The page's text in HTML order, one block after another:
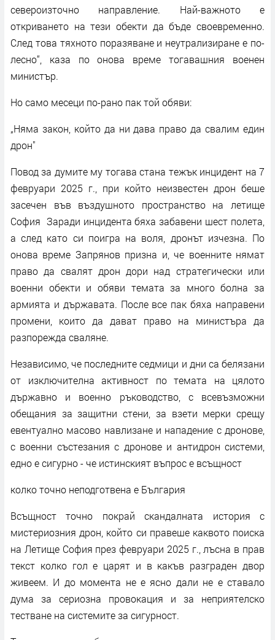
североизточно направление. Най-важното е
откриването на тези обекти да бъде своевременно.
След това тяхното поразяване и неутрализиране е по-
лесно“, каза по онова време тогавашния военен
министър.
Но само месеци по-рано пак той обяви:
„Няма закон, който да ни дава право да свалим един
дрон"
Повод за думите му тогава стана тежък инцидент на 7
февруари 2025 г., при който неизвестен дрон беше
засечен във въздушното пространство на летище
София Заради инцидента бяха забавени шест полета,
а след като си поигра на воля, дронът изчезна. По
онова време Запрянов призна и, че военните нямат
право да свалят дрон дори над стратегически или
военни обекти и обяви темата за много болна за
армията и държавата. После все пак бяха направени
промени, които да дават право на министъра да
разпорежда сваляне.
Независимо, че последните седмици и дни са белязани
от изключителна активност по темата на цялото
държавно и военно ръководство, с всевъзможни
обещания за защитни стени, за взети мерки срещу
евентуално масово навлизане и нападение с дронове,
с военни състезания с дронове и антидрон системи,
едно е сигурно - че истинският въпрос е всъщност
колко точно неподготвена е България
Всъщност точно покрай скандалната история с
мистериозния дрон, който си правеше каквото поиска
на Летище София през февруари 2025 г., лъсна в прав
текст колко гол е царят и в какъв разграден двор
живеем. И до момента не е ясно дали не е ставало
дума за сериозна провокация и за неприятелско
тестване на системите за сигурност.